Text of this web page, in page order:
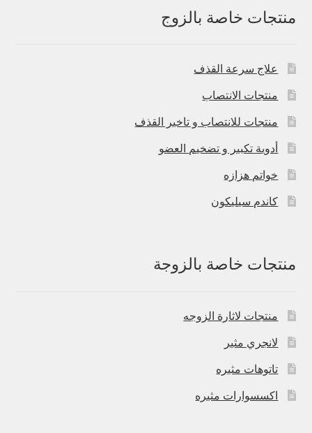
منتجات خاصة بالزوج
علاج سرعة القذف
منتجات الانتصاب
منتجات للانتصاب و تاخير القذف
أدوية تكبير و تضخيم العضو
خواتم هزازه
كاندم سيليكون
منتجات خاصة بالزوجة
منتجات لاثارة الزوجه
لانجري مثير
تاتوهات مثيره
اكسسوارات مثيره